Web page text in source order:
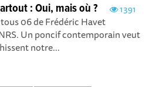
1391
: Oui, mais où ?
06 de Frédéric Havet
Un poncif contemporain veut
notre...